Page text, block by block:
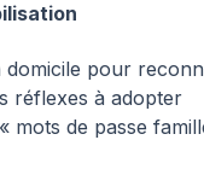
domicile pour
réflexes à adopter
mots de passe